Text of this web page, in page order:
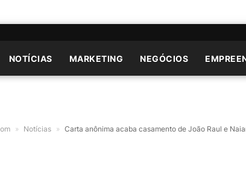
NOTÍCIAS MARKETING NEGÓCIOS
» Notícias » Carta anônima acaba casamento de João Raul e